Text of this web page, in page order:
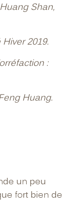
Shan,
2019.
:
Huang.
un peu
fort bien de